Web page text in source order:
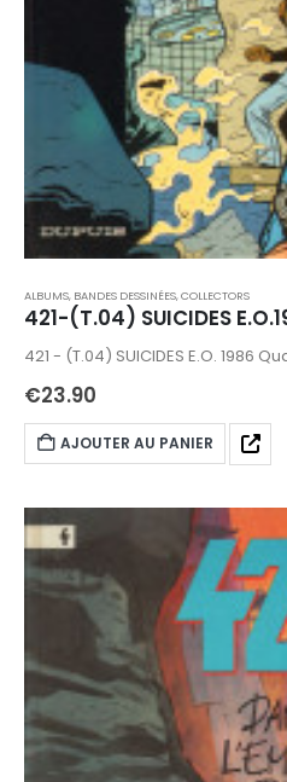
ALBUMS, BANDES DESSINÉES,COLLECTORS
421-(T.04) SUICIDES
421 - (T.04) SUICIDES E.O. 1986
€23.90
AJOUTER AU PANIER